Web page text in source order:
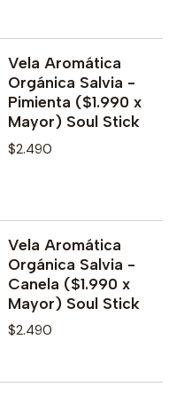
Vela Aromática
Orgánica Salvia -
Pimienta ($1.990 x
Mayor) Soul Stick
$2.490
Vela Aromática
Orgánica Salvia -
Canela ($1.990 x
Mayor) Soul Stick
$2.490